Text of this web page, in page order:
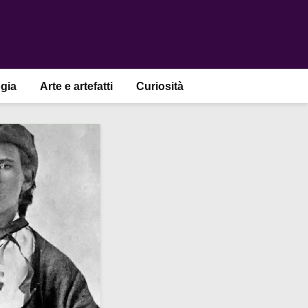
Arte e artefatti Curiosità